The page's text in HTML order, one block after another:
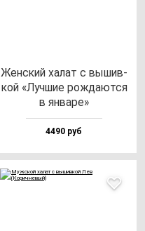
Жен­ский ха­лат с вы­шив­
кой «Луч­шие рож­да­ют­ся
в ян­ва­ре»
4490 руб